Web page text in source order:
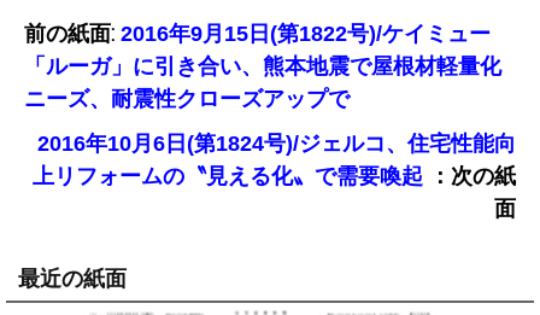
前の紙面: 2016年9月15日(第1822号)/ケイミュー
「ルーガ」に引き合い、熊本地震で屋根材軽量化
ニーズ、耐震性クローズアップで
2016年10月6日(第1824号)/ジェルコ、住宅性能向
上リフォームの〝見える化〟で需要喚起
：次の紙
面
最近の紙面